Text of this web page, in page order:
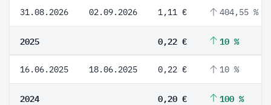
31.08.2026 02.09.2026 1,11 € 404,55 %
2025 0,22 € 10 %
16.06.2025 18.06.2025 0,22 € 10 %
2024 0,20 € 100 %